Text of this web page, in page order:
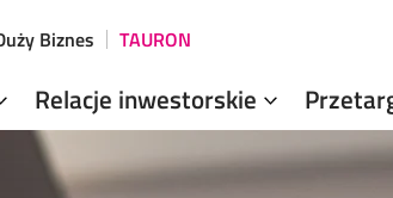
Biznes TAURON
Relacje inwestorskie